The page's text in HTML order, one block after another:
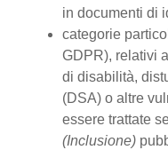
in documenti di
categorie
GDPR), relativi
di disabilità,
(DSA) o altre
essere trattate
(Inclusione)